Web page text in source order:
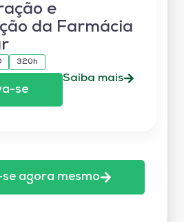
e
da Farmácia
320h
se
Saiba mais
se agora mesmo